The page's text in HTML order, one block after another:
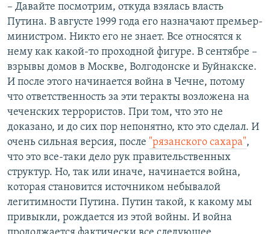
– Давайте посмотрим, откуда взялась власть
Путина. В августе 1999 года его назначают премьер-
министром. Никто его не знает. Все относятся к
нему как какой-то проходной фигуре. В сентябре –
взрывы домов в Москве, Волгодонске и Буйнакске.
И после этого начинается война в Чечне, потому
что ответственность за эти теракты возложена на
чеченских террористов. При том, что это не
доказано, и до сих пор непонятно, кто это сделал. И
очень сильная версия, после "рязанского сахара",
что это все-таки дело рук правительственных
структур. Но, так или иначе, начинается война,
которая становится источником небывалой
легитимности Путина. Путин такой, к какому мы
привыкли, рождается из этой войны. И война